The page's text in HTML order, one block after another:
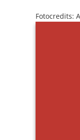
Fotocredits: